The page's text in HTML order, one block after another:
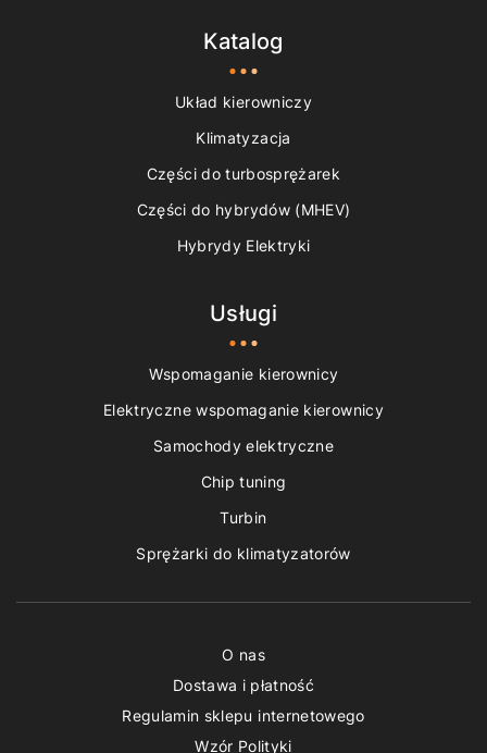
Katalog
Układ kierowniczy
Klimatyzacja
Części do turbosprężarek
Części do hybrydów (MHEV)
Hybrydy Elektryki
Usługi
Wspomaganie kierownicy
Elektryczne wspomaganie kierownicy
Samochody elektryczne
Chip tuning
Turbin
Sprężarki do klimatyzatorów
O nas
Dostawa i płatność
Regulamin sklepu internetowego
Wzór Polityki